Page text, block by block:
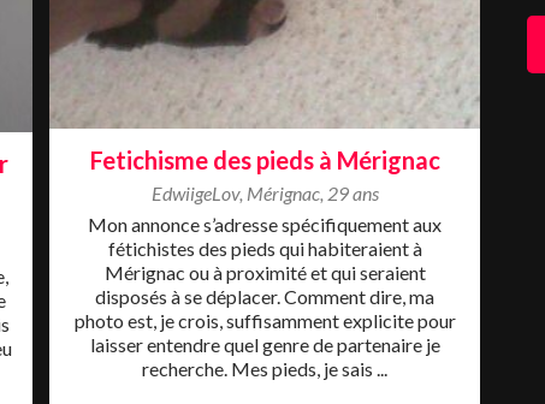
Fetichisme des pieds à Mérignac
EdwiigeLov, Mérignac, 29 ans
Mon annonce s’adresse spécifiquement aux
fétichistes des pieds qui habiteraient à
Mérignac ou à proximité et qui seraient
disposés à se déplacer. Comment dire, ma
photo est, je crois, suffisamment explicite pour
laisser entendre quel genre de partenaire je
recherche. Mes pieds, je sais ...